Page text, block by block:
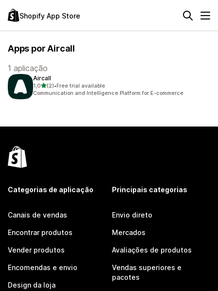
Shopify App Store
Apps por Aircall
1 aplicação
Aircall
1,0de 5 estrelas
(2)
2 total de avaliações
•Free trial available
Communication and Intelligence Platform for E-commerce
Categorias de aplicação
Canais de vendas
Encontrar produtos
Vender produtos
Encomendas e envio
Design da loja
Principais categorias
Envio direto
Mercados
Avaliações de produtos
Vendas superiores e
pacotes